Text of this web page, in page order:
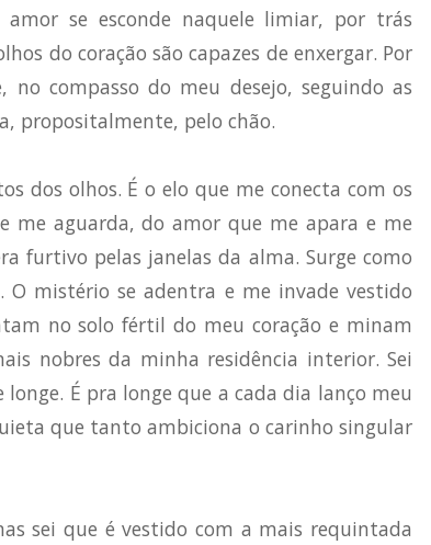
se esconde naquele limiar, por trás
do coração são capazes de enxergar. Por
no compasso do meu desejo, seguindo as
propositalmente, pelo chão.
dos olhos. É o elo que me conecta com os
me aguarda, do amor que me apara e me
furtivo pelas janelas da alma. Surge como
O mistério se adentra e me invade vestido
no solo fértil do meu coração e minam
nobres da minha residência interior. Sei
É pra longe que a cada dia lanço meu
que tanto ambiciona o carinho singular
sei que é vestido com a mais requintada